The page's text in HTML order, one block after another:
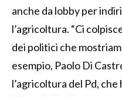
anche da lobby per
l’agricoltura. “Ci
dei politici che
esempio, Paolo Di
l’agricoltura del Pd,